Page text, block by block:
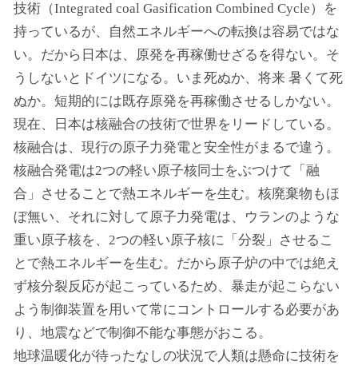
技術（Integrated coal Gasification Combined Cycle）を
持っているが、自然エネルギーへの転換は容易ではな
い。だから日本は、原発を再稼働せざるを得ない。そ
うしないとドイツになる。いま死ぬか、将来 暑くて死
ぬか。短期的には既存原発を再稼働させるしかない。
現在、日本は核融合の技術で世界をリードしている。
核融合は、現行の原子力発電と安全性がまるで違う。
核融合発電は2つの軽い原子核同士をぶつけて「融
合」させることで熱エネルギーを生む。核廃棄物もほ
ぼ無い、それに対して原子力発電は、ウランのような
重い原子核を、2つの軽い原子核に「分裂」させるこ
とで熱エネルギーを生む。だから原子炉の中では絶え
ず核分裂反応が起こっているため、暴走が起こらない
よう制御装置を用いて常にコントロールする必要があ
り、地震などで制御不能な事態がおこる。
地球温暖化が待ったなしの状況で人類は懸命に技術を